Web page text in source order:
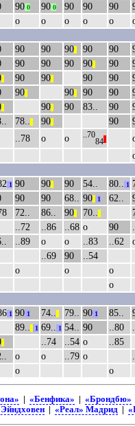
900 900 90 90 90
о о о о о
90 90 90|| 90 90
90 90 90 90|| 90
|| 90 90|| 90 90
90|| 90|| 90 90
|| 90|| 90 83.. 90
78.. 90|| 90
..78 о о ..70
84
1 90 90|| 90 54.. 80.. 1
90 90 68.. 90|| 1 62..
72.. 86.. 90|| 70..
..72 ..86 ..68 о 90
..89 о о ..83 ..62
..69 90
..54
о о
о
о
1 901 74.. 79.. 901 85..
89.. 1 69.. 1 54.. 90 ..80
|| ..74 ..54 о ..85
о о ..79 о
о о
| «Бенфика» | «Брондбю»
| «Реал» Мадрид|